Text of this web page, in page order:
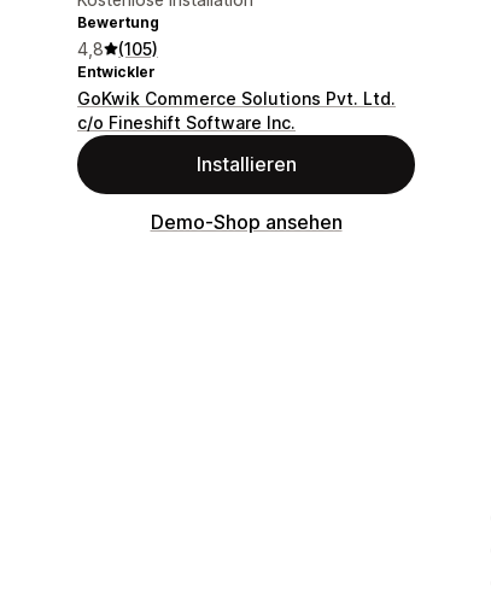
Bewertung
4,8 (105)
Entwickler
GoKwik Commerce Solutions Pvt. Ltd.
c/o Fineshift Software Inc.
Installieren
Demo-Shop ansehen